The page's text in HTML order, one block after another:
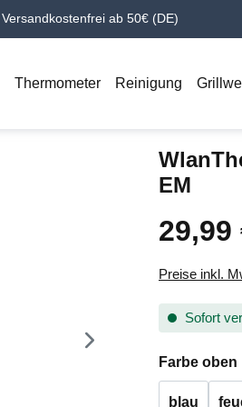
Versandkostenfrei ab 50€ (DE)
Thermometer Reinigung
EM
Regulärer
29,99
Preise inkl.
Sofort
Farbe oben
blau